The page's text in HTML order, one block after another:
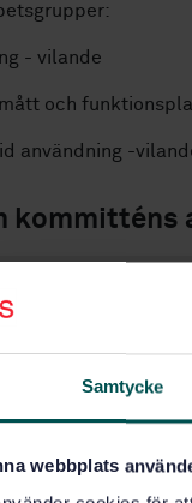
Samtycke
webbplats
- vilande
och
användning -
kommitténs